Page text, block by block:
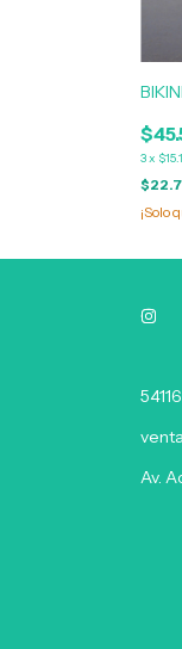
3x
¡Solo
Av.